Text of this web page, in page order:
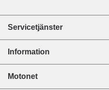
Servicetjänster
Information
Motonet